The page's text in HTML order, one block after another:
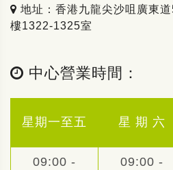
地址：香港九龍尖沙咀廣東
樓1322-1325室
中心營業時間：
星期一至五 星 期 六
09:00 - 09:00 -